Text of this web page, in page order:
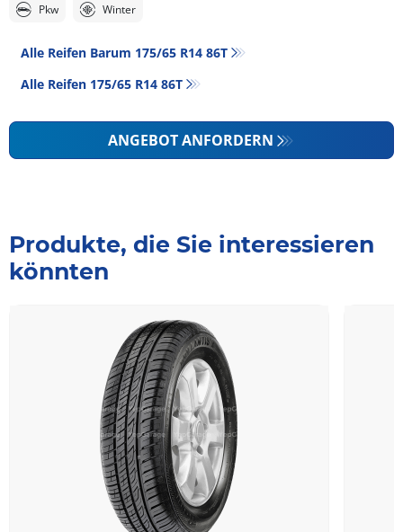
Pkw Winter
Alle Reifen Barum 175/65 R14 86T
Alle Reifen‎ 175/65 R14 86T
ANGEBOT ANFORDERN
Produkte, die Sie interessieren
könnten